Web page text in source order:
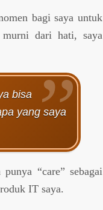
bagi saya untuk
murni dari hati, saya
bisa
yang saya
“care” sebagai
IT saya.